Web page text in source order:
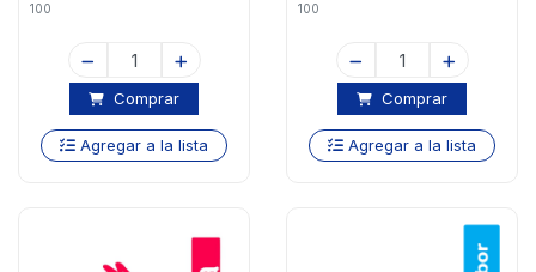
100
Comprar
Agregar a la lista
100
Comprar
Agregar a la lista